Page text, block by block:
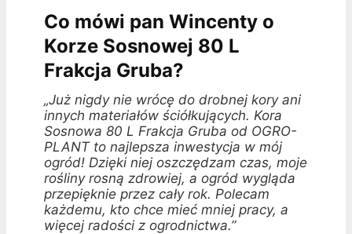
Co mówi pan Wincenty o
Korze Sosnowej 80 L
Frakcja Gruba?
„Już nigdy nie wrócę do drobnej kory ani
innych materiałów ściółkujących. Kora
Sosnowa 80 L Frakcja Gruba od OGRO-
PLANT to najlepsza inwestycja w mój
ogród! Dzięki niej oszczędzam czas, moje
rośliny rosną zdrowiej, a ogród wygląda
przepięknie przez cały rok. Polecam
każdemu, kto chce mieć mniej pracy, a
więcej radości z ogrodnictwa.”